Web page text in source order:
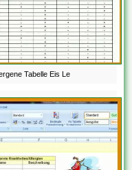
Tabelle Eis Le